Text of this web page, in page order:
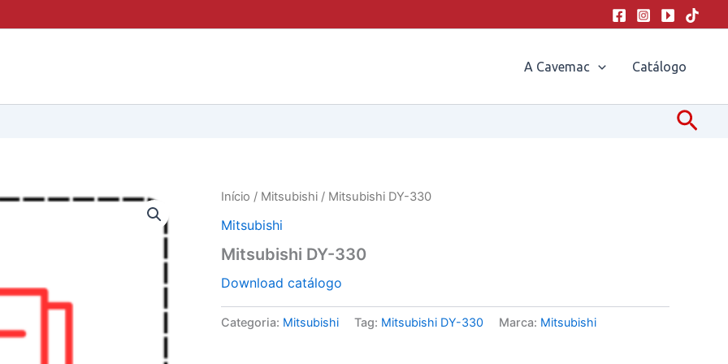
A Cavemac Catálogo
Início / Mitsubishi / Mitsubishi DY-330
Mitsubishi
Mitsubishi DY-330
Download catálogo
Categoria: Mitsubishi Tag: Mitsubishi DY-330 Marca: Mitsubishi